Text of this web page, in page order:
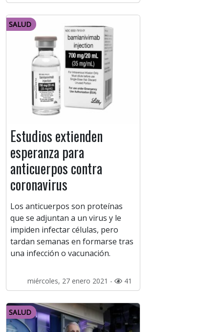
SALUD
Estudios extienden
esperanza para
anticuerpos contra
coronavirus
Los anticuerpos son proteínas
que se adjuntan a un virus y le
impiden infectar células, pero
tardan semanas en formarse tras
una infección o vacunación.
miércoles, 27 enero 2021 - 41
SALUD